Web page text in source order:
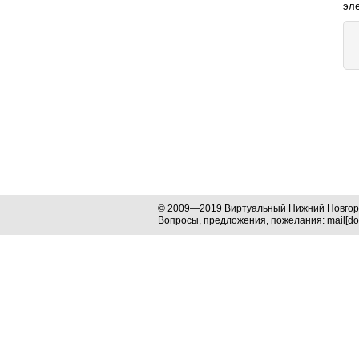
© 2009—2019 Виртуальный Нижний
Вопросы, предложения, пожелания: